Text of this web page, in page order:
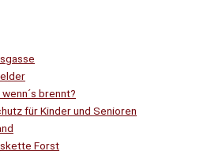
brennt?
für Kinder und Senioren
Forst